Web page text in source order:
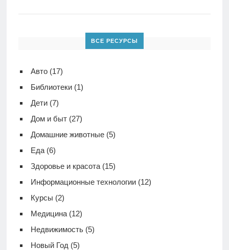
ВСЕ РЕСУРСЫ
Авто(17)
Библиотеки(1)
Дети(7)
Дом и быт(27)
Домашние животные(5)
Еда(6)
Здоровье и красота(15)
Информационные технологии(12)
Курсы (2)
Медицина(12)
Недвижимость(5)
Новый Год (5)